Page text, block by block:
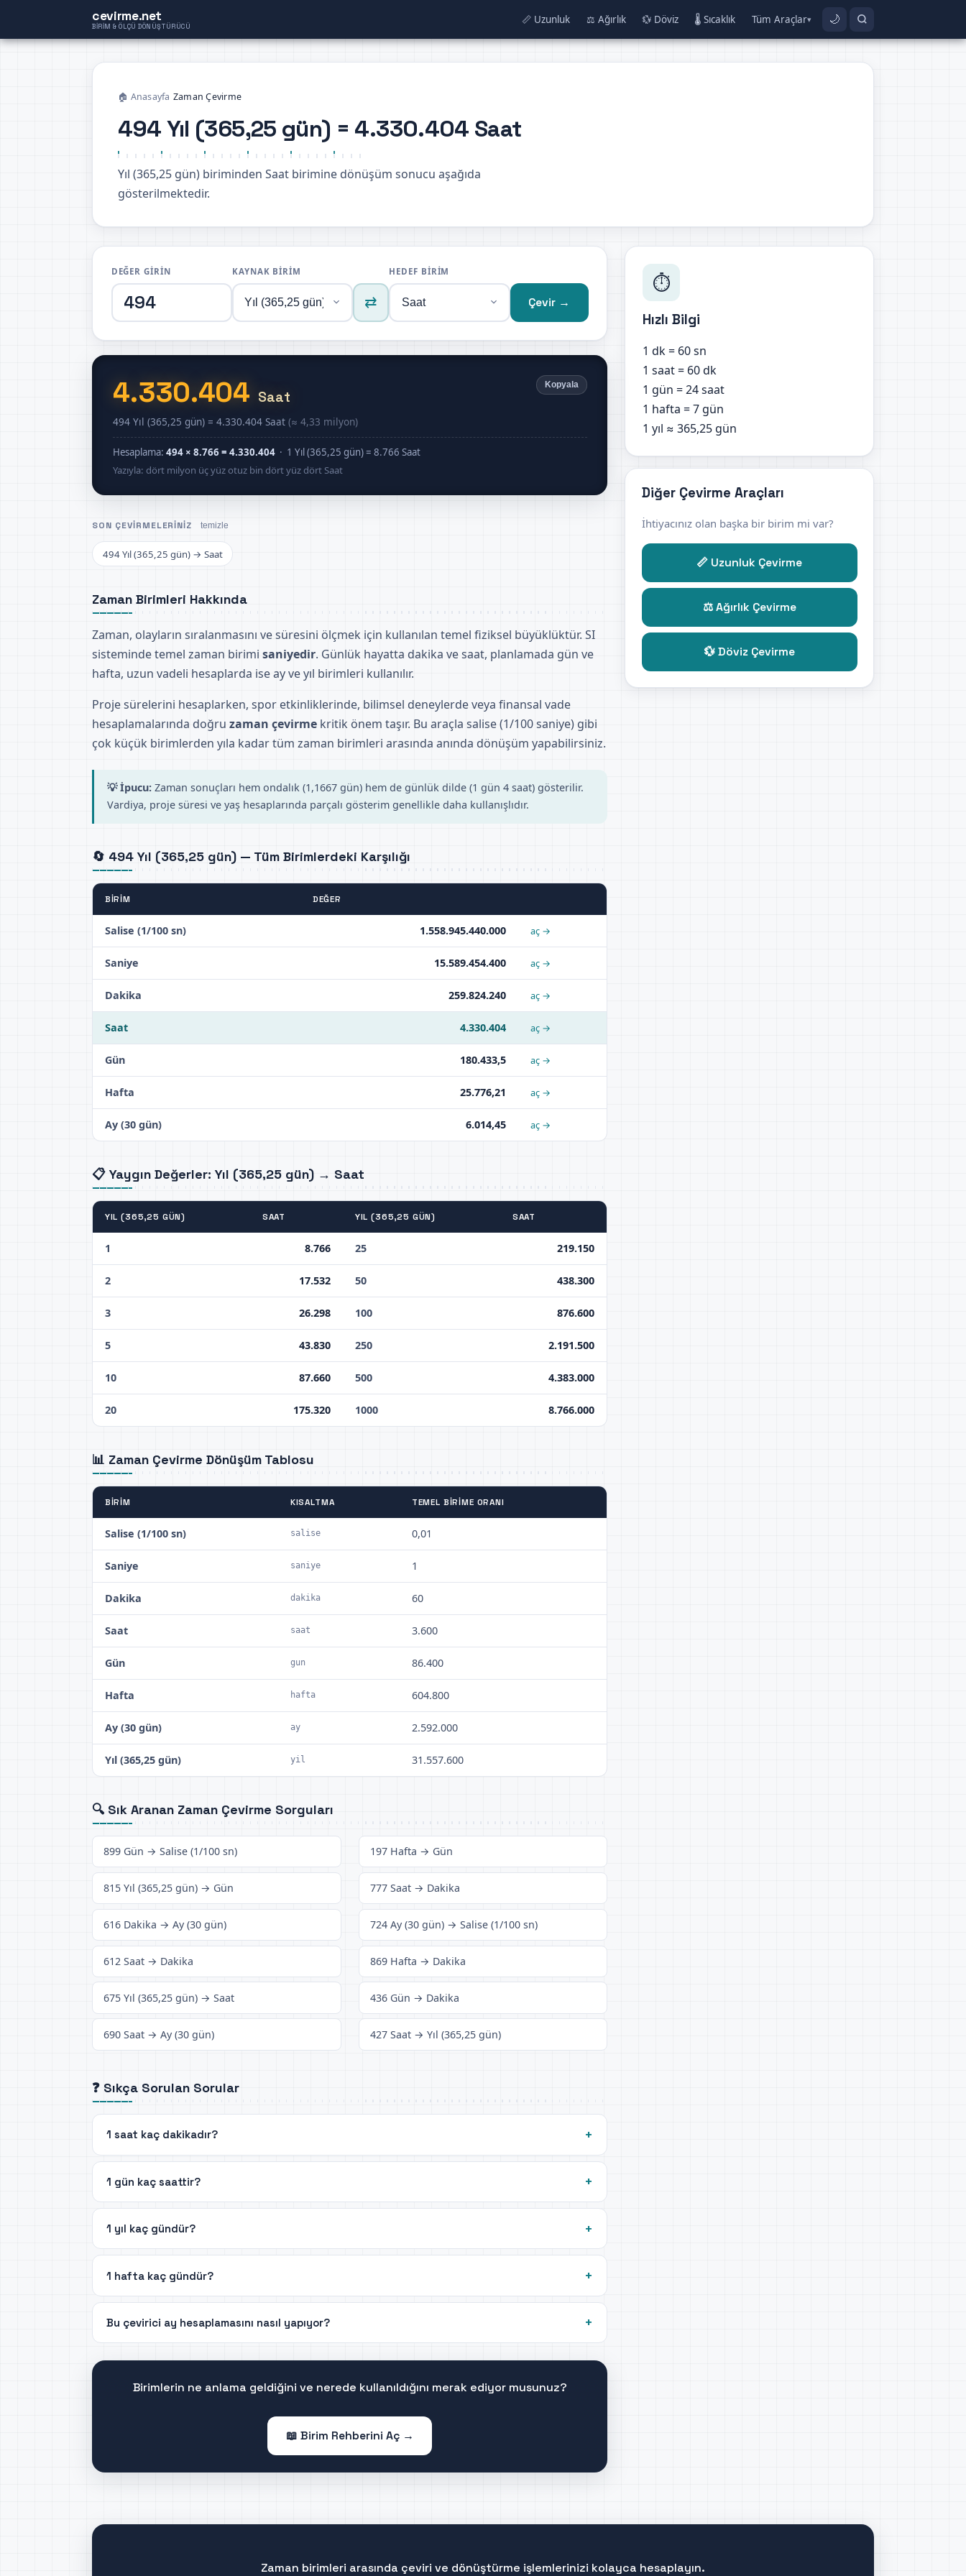
cevirme.net
BIRIM & ÖLÇÜ DÖNÜŞTÜRÜCÜ
📏 Uzunluk ⚖️ Ağırlık 💱 Döviz 🌡️ Sıcaklık Tüm Araçlar▾ 🌙
🏠 Anasayfa Zaman Çevirme
494 Yıl (365,25 gün) = 4.330.404 Saat
Yıl (365,25 gün) biriminden Saat birimine dönüşüm sonucu aşağıda
gösterilmektedir.
DEĞER GIRIN KAYNAK BIRIM
⇄
HEDEF BIRIM
Çevir →
Kopyala
4.330.404 Saat
494 Yıl (365,25 gün) = 4.330.404 Saat (≈ 4,33 milyon)
Hesaplama: 494 × 8.766 = 4.330.404· 1 Yıl (365,25 gün) = 8.766 Saat
Yazıyla: dört milyon üç yüz otuz bin dört yüz dört Saat
SON ÇEVIRMELERINIZ temizle
494 Yıl (365,25 gün) → Saat
Zaman Birimleri Hakkında
Zaman, olayların sıralanmasını ve süresini ölçmek için kullanılan temel fiziksel büyüklüktür. SI
sisteminde temel zaman birimi saniyedir. Günlük hayatta dakika ve saat, planlamada gün ve
hafta, uzun vadeli hesaplarda ise ay ve yıl birimleri kullanılır.
Proje sürelerini hesaplarken, spor etkinliklerinde, bilimsel deneylerde veya finansal vade
hesaplamalarında doğru zaman çevirme kritik önem taşır. Bu araçla salise (1/100 saniye) gibi
çok küçük birimlerden yıla kadar tüm zaman birimleri arasında anında dönüşüm yapabilirsiniz.
💡 İpucu:Zaman sonuçları hem ondalık (1,1667 gün) hem de günlük dilde (1 gün 4 saat) gösterilir.
Vardiya, proje süresi ve yaş hesaplarında parçalı gösterim genellikle daha kullanışlıdır.
🔄 494 Yıl (365,25 gün) — Tüm Birimlerdeki Karşılığı
BIRIM DEĞER
Salise (1/100 sn) 1.558.945.440.000 aç →
Saniye 15.589.454.400 aç →
Dakika 259.824.240 aç →
Saat 4.330.404 aç →
Gün 180.433,5 aç →
Hafta 25.776,21 aç →
Ay (30 gün) 6.014,45 aç →
📋 Yaygın Değerler: Yıl (365,25 gün) → Saat
YIL (365,25 GÜN) SAAT YIL (365,25 GÜN) SAAT
1 8.766 25 219.150
2 17.532 50 438.300
3 26.298 100 876.600
5 43.830 250 2.191.500
10 87.660 500 4.383.000
20 175.320 1000 8.766.000
📊 Zaman Çevirme Dönüşüm Tablosu
BIRIM KISALTMA TEMEL BIRIME ORANI
Salise (1/100 sn) salise 0,01
Saniye saniye 1
Dakika dakika 60
Saat saat 3.600
Gün gun 86.400
Hafta hafta 604.800
Ay (30 gün) ay 2.592.000
Yıl (365,25 gün) yil 31.557.600
🔍 Sık Aranan Zaman Çevirme Sorguları
899 Gün → Salise (1/100 sn)
815 Yıl (365,25 gün) → Gün
616 Dakika → Ay (30 gün)
612 Saat → Dakika
675 Yıl (365,25 gün) → Saat
690 Saat → Ay (30 gün)
197 Hafta → Gün
777 Saat → Dakika
724 Ay (30 gün) → Salise (1/100 sn)
869 Hafta → Dakika
436 Gün → Dakika
427 Saat → Yıl (365,25 gün)
❓ Sıkça Sorulan Sorular
1 saat kaç dakikadır?
1 gün kaç saattir?
1 yıl kaç gündür?
1 hafta kaç gündür?
Bu çevirici ay hesaplamasını nasıl yapıyor?
Birimlerin ne anlama geldiğini ve nerede kullanıldığını merak ediyor musunuz?
📖 Birim Rehberini Aç →
⏱️
Hızlı Bilgi
1 dk = 60 sn
1 saat = 60 dk
1 gün = 24 saat
1 hafta = 7 gün
1 yıl ≈ 365,25 gün
Diğer Çevirme Araçları
İhtiyacınız olan başka bir birim mi var?
📏 Uzunluk Çevirme
⚖️ Ağırlık Çevirme
💱 Döviz Çevirme
Zaman birimleri arasında çeviri ve dönüştürme işlemlerinizi kolayca hesaplayın.